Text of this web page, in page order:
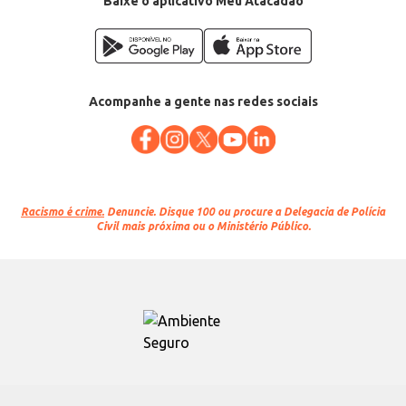
Acompanhe a gente nas redes sociais
Racismo é crime. Denuncie. Disque 100 ou procure a Delegacia de Polícia
Civil mais próxima ou o Ministério Público.